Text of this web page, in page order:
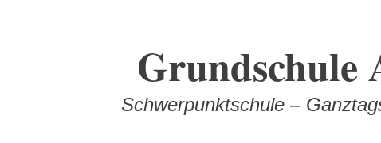
Grundschule
Schwerpunktschule –